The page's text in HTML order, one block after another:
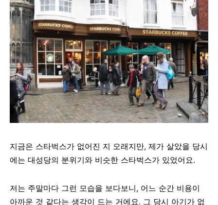
지금은 스타벅스가 없어진 지 오래지만, 제가 살았을 당시
에는 대성당의 분위기와 비슷한 스타벅스가 있었어요.
저는 주말마다 그런 모습을 보다보니, 어느 순간 비용이
아까운 것 같다는 생각이 드는 거에요. 그 당시 아기가 없